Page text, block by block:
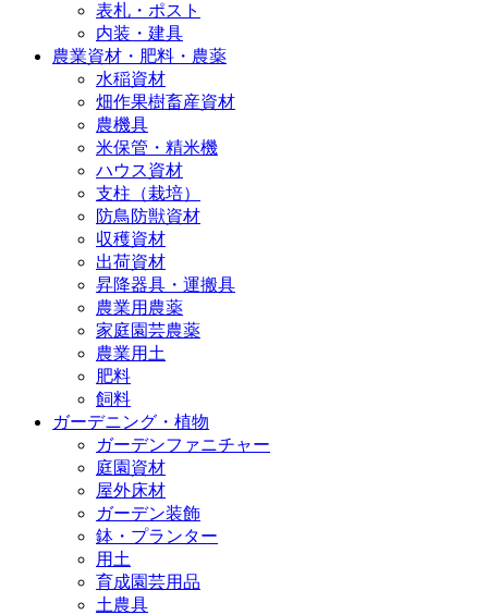
表札・ポスト
内装・建具
農業資材・肥料・農薬
水稲資材
畑作果樹畜産資材
農機具
米保管・精米機
ハウス資材
支柱（栽培）
防鳥防獣資材
収穫資材
出荷資材
昇降器具・運搬具
農業用農薬
家庭園芸農薬
農業用土
肥料
飼料
ガーデニング・植物
ガーデンファニチャー
庭園資材
屋外床材
ガーデン装飾
鉢・プランター
用土
育成園芸用品
土農具